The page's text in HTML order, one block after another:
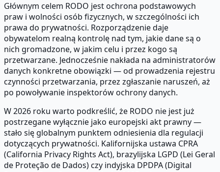
Głównym celem RODO jest ochrona podstawowych
praw i wolności osób fizycznych, w szczególności ich
prawa do prywatności. Rozporządzenie daje
obywatelom realną kontrolę nad tym, jakie dane są o
nich gromadzone, w jakim celu i przez kogo są
przetwarzane. Jednocześnie nakłada na administratorów
danych konkretne obowiązki — od prowadzenia rejestru
czynności przetwarzania, przez zgłaszanie naruszeń, aż
po powoływanie inspektorów ochrony danych.
W 2026 roku warto podkreślić, że RODO nie jest już
postrzegane wyłącznie jako europejski akt prawny —
stało się globalnym punktem odniesienia dla regulacji
dotyczących prywatności. Kalifornijska ustawa CPRA
(California Privacy Rights Act), brazylijska LGPD (Lei Geral
de Proteção de Dados) czy indyjska DPDPA (Digital